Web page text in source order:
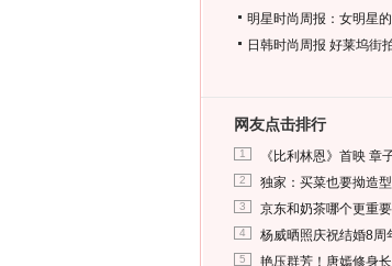
明星时尚周报：女明星
日韩时尚周报 好莱坞街
网友点击排行
1 《比利林恩》首映 章
2 独家：买菜也要拗造
3 京东和奶茶哪个更重
4 杨威晒照庆祝结婚8周
5 艳压群芳！唐嫣修身